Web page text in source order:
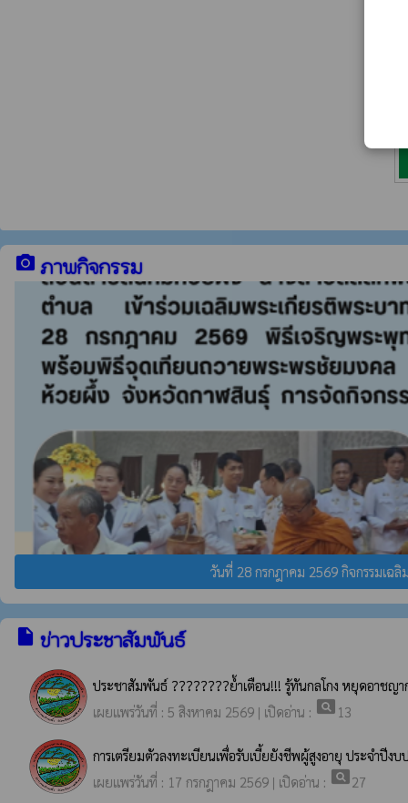
camera_alt ภาพกิจกรรม
วันที่ 28 กรกฎาคม 2569 กิจกรรมเฉลิ
insert_drive_file ข่าวประชาสัมพันธ์
ประชาสัมพันธ์ ????????ย้ำเตือน!!! รู้ทันกลโกง หยุดอาชญาก
เผยแพร่วันที่ : 5 สิงหาคม 2569 | เปิดอ่าน : pageview 13
การเตรียมตัวลงทะเบียนเพื่อรับเบี้ยยังชีพผู้สูงอายุ ประจำปี
เผยแพร่วันที่ : 17 กรกฎาคม 2569 | เปิดอ่าน : pageview27